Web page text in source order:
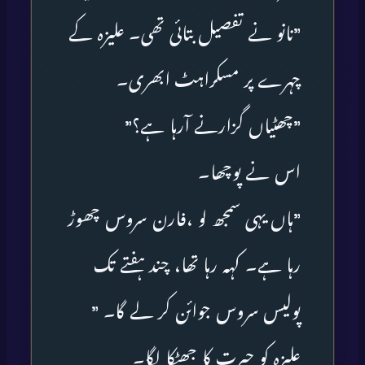
”نانو نے تفصیل بتائی تھی۔ علیزہ کے
چہرے پر مسکراہٹ ابھری۔
”چھٹیاں گزارنے آرہا ہے؟”
اس نے پوچھا۔
”ہاں یہی سمجھ لو ،فارن سروس چھوڑ
رہا ہے۔ کہہ رہا تھا، چند ہفتے تک
پولیس سروس جوائن کر لے گا۔ ”
علیزہ کو حیرت کا جھٹکا لگا۔